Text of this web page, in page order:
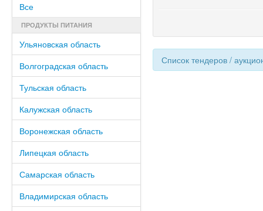
Все
ПРОДУКТЫ ПИТАНИЯ
Ульяновская область
Волгоградская область
Тульская область
Калужская область
Воронежская область
Липецкая область
Самарская область
Владимирская область
Список тендеров /